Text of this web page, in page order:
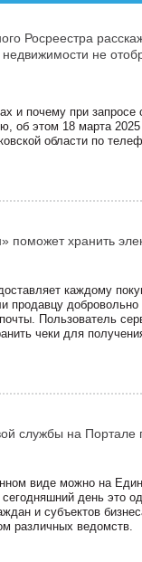
Росреестра
не
и почему при запросе
об этом 18 марта 2025
области по
поможет хранить
каждому
продавцу
Пользователь
чеки для
службы на Портале
виде можно на
день это
и субъектов
различных ведомств.